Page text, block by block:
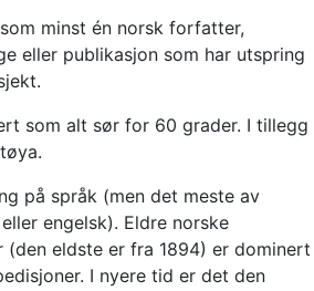
minst én norsk forfatter,
eller publikasjon som har utspring
som alt sør for 60 grader. I tillegg
på språk (men det meste av
engelsk). Eldre norske
(den eldste er fra 1894) er dominert
I nyere tid er det den